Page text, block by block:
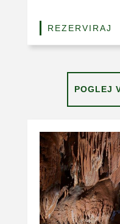
REZERVIRAJ
POGLEJ